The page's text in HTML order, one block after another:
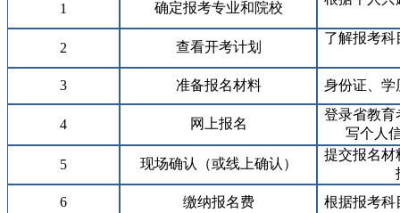
1 确定报考专业和院校
2 查看开考计划
了解报考科
3 准备报名材料 身份证、学
4 网上报名
登录省教育
写个人
5 现场确认（或线上确认）
提交报名材
6
缴纳报名费 根据报考科